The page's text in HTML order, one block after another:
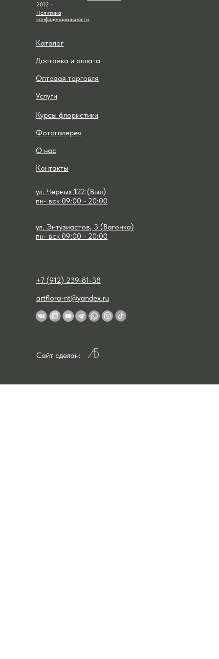
Курсы флористики
Фотогалерея
О нас
Контакты
Каталог
Доставка и оплата
Оптовая торговля
Услуги
+7 (912) 239-81-38
artflora-nt@yandex.ru
Сайт сделан:
ул. Черных 122 (Выя)
2012 г.
пн- вск 09:00 - 20:00
Политика
конфиденциальности
пн- вск 09:00 - 20:00
ул. Энтузиастов, 3 (Вагонка)